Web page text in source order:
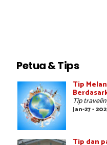
Petua & Tips
Tip
Tip
Jan-27 -
Tip dan